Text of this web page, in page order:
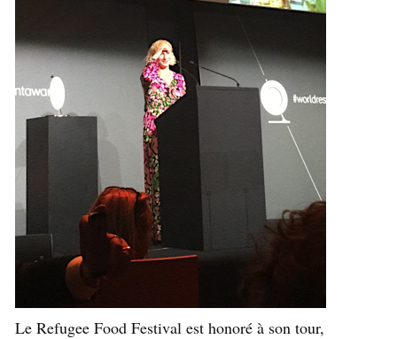
Le Refugee Food Festival est honoré à son tour,